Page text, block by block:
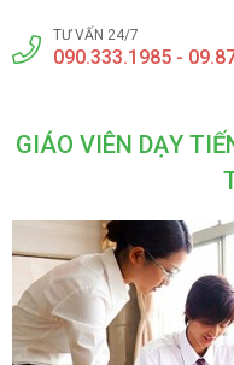
TƯ VẤN 24/7
090.333.1985 -
GIÁO VIÊN DẠY